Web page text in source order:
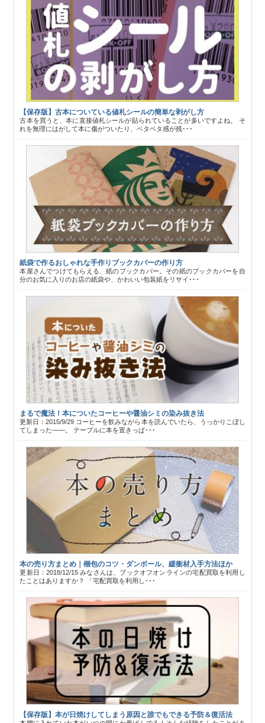
【保存版】古本についている値札シールの簡単な剥がし方
古本を買うと、本に直接値札シールが貼られていることが多いですよね。 そ
れを無理にはがして本に傷がついたり、ベタベタ感が残･･･
紙袋で作るおしゃれな手作りブックカバーの作り方
本屋さんでつけてもらえる、紙のブックカバー。その紙のブックカバーを自
分のお気に入りのお店の紙袋や、かわいい包装紙をリサイ･･･
まるで魔法！本についたコーヒーや醤油シミの染み抜き法
更新日：2015/9/29 コーヒーを飲みながら本を読んでいたら、うっかりこぼし
てしまった――。 テーブルに本を置きっぱ･･･
本の売り方まとめ｜梱包のコツ・ダンボール、緩衝材入手方法ほか
更新日：2018/12/15 みなさんは、ブックオフオンラインの宅配買取を利用し
たことはありますか？ 「宅配買取を利用し･･･
【保存版】本が日焼けしてしまう原因と誰でもできる予防＆復活法